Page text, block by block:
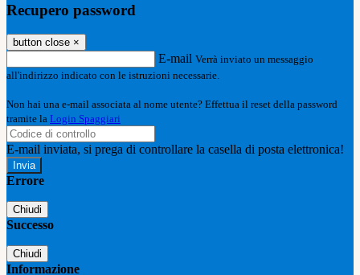
Recupero password
button close ×
E-mail Verrà inviato un messaggio
all'indirizzo indicato con le istruzioni necessarie.
Non hai una e-mail associata al nome utente? Effettua il reset della password
tramite la Login Spaggiari
E-mail inviata, si prega di controllare la casella di posta elettronica!
Errore
Chiudi
Successo
Chiudi
Informazione